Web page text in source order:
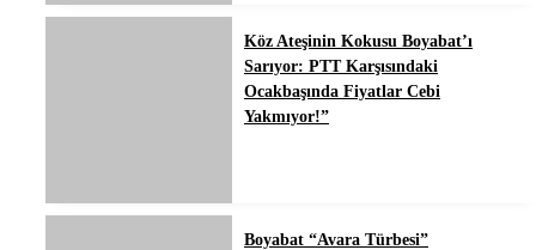
Köz Ateşinin Kokusu Boyabat’ı
Sarıyor: PTT Karşısındaki
Ocakbaşında Fiyatlar Cebi
Yakmıyor!”
Boyabat “Avara Türbesi”